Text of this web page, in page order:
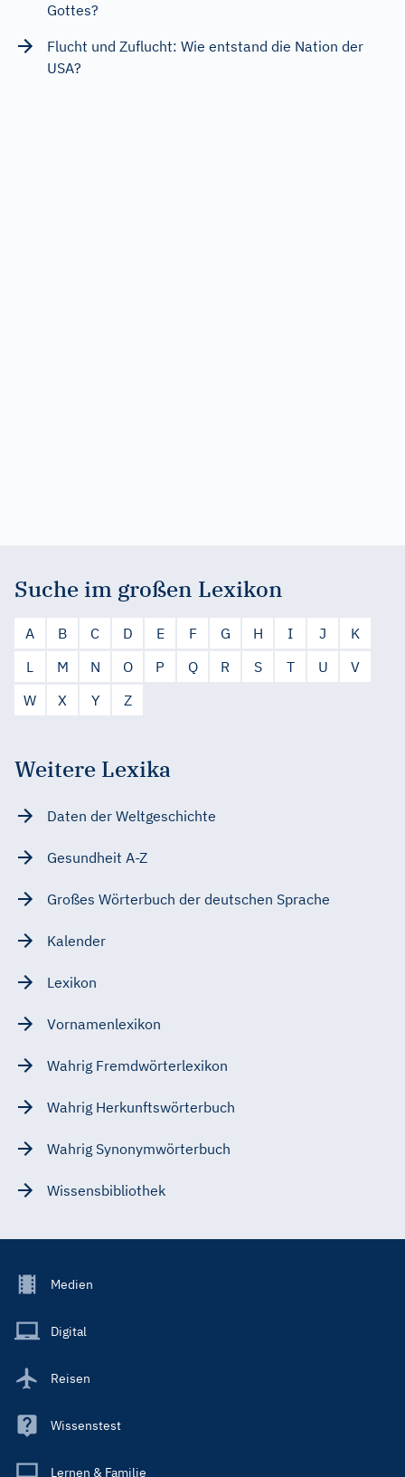
Gottes?
Flucht und Zuflucht: Wie entstand die Nation der
USA?
Suche im großen Lexikon
A B C D E F G H I J
K
L
M N O P Q R S T U
V
W
X Y Z
Weitere Lexika
Daten der Weltgeschichte
Gesundheit A-Z
Großes Wörterbuch der deutschen Sprache
Kalender
Lexikon
Vornamenlexikon
Wahrig Fremdwörterlexikon
Wahrig Herkunftswörterbuch
Wahrig Synonymwörterbuch
Wissensbibliothek
Footer
Main
Medien
Digital
Reisen
Wissenstest
Lernen & Familie